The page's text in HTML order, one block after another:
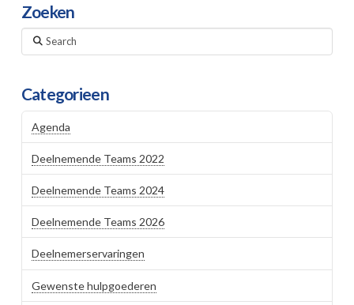
Zoeken
Search
Categorieen
Agenda
Deelnemende Teams 2022
Deelnemende Teams 2024
Deelnemende Teams 2026
Deelnemerservaringen
Gewenste hulpgoederen